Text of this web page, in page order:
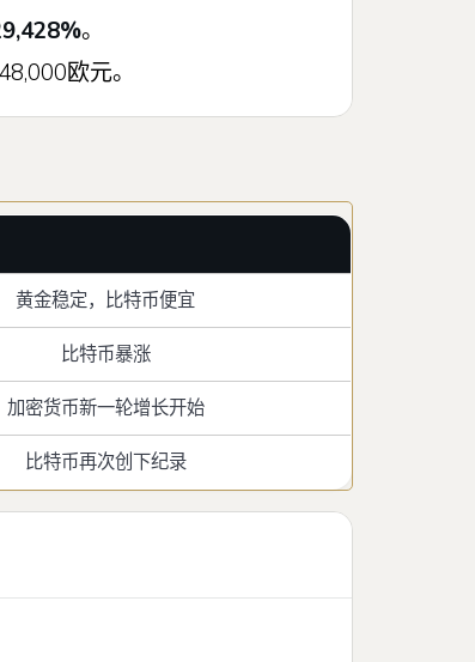
。
欧元。
黄金稳定，比特币便宜
比特币暴涨
加密货币新一轮增长开始
比特币再次创下纪录